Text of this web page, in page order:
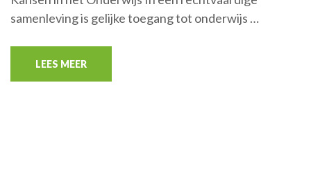
samenleving is gelijke toegang tot onderwijs …
LEES MEER